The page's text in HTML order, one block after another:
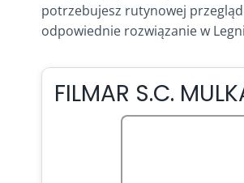
potrzebujesz rutynowej
odpowiednie rozwiązanie w
FILMAR S.C.